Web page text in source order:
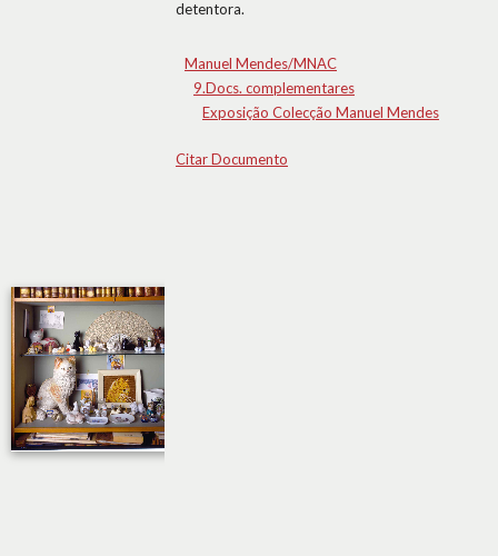
detentora.
Manuel Mendes/MNAC
9.Docs. complementares
Exposição Colecção Manuel Mendes
Citar Documento